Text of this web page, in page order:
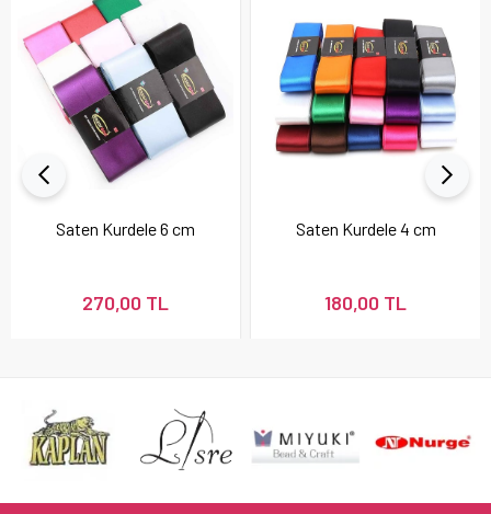
Saten Kurdele 6 cm
270,00 TL
Saten Kurdele 4 cm
180,00 TL